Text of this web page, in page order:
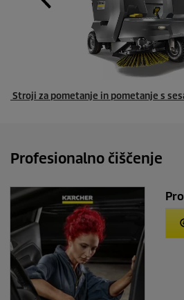
Stroji za pometanje in pometanje s
Profesionalno čiščenje